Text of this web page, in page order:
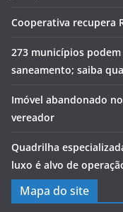
Cooperativa recupera
273 municípios
saneamento; saiba
Imóvel abandonado
vereador
Quadrilha
luxo é alvo de
Mapa do site